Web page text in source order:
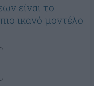
είναι το
ικανό μοντέλο